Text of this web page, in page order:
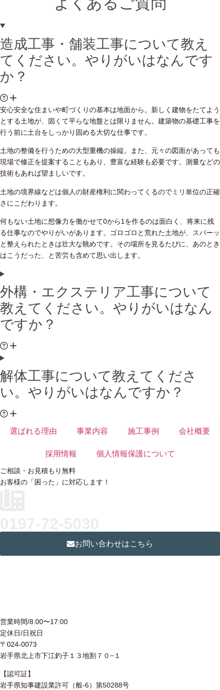
造成工事・舗装工事について教え
てください。やりがいはなんです
か？
安心安全な住まいや町づくりの基本は地面から。新しく建物をたてよう
とする土地が、固くて平らな地盤とは限りません。建築物の基礎工事を
行う前に土台をしっかり固める大切な仕事です。
土地の整備を行うための大型重機の操縦。また、元々の図面があっても
現場で修正を提案することもあり、豊富な経験も必要です。測量などの
技術もあれば望ましいです。
土地の境界線などは個人の財産権利に関わってくるのでミリ単位の正確
さにこだわります。
何もない土地に想像力を働かせて0から1を作るのは面白く、将来に残
る仕事なのでやりがいがあります。ゴロゴロと荒れた土地が、スパーッ
と整えられたときは壮大な眺めです。その場所を見るたびに、あのとき
はこうだった、と苦労も含めて思い出します。
外構・エクステリア工事について
教えてください。やりがいはなん
ですか？
解体工事について教えてくださ
い。やりがいはなんですか？
選ばれる理由 事業内容 施工事例 会社概要
採用情報 個人情報保護について
ご相談・お見積もり無料
お客様の「困った」に対応します！
お問い合わせはこちら
営業時間/8:00〜17:00
定休日/日祝日
〒024-0073
岩手県北上市下江釣子１３地割７０−１
【認可証】
岩手県知事建設業許可（般-6）第50288号